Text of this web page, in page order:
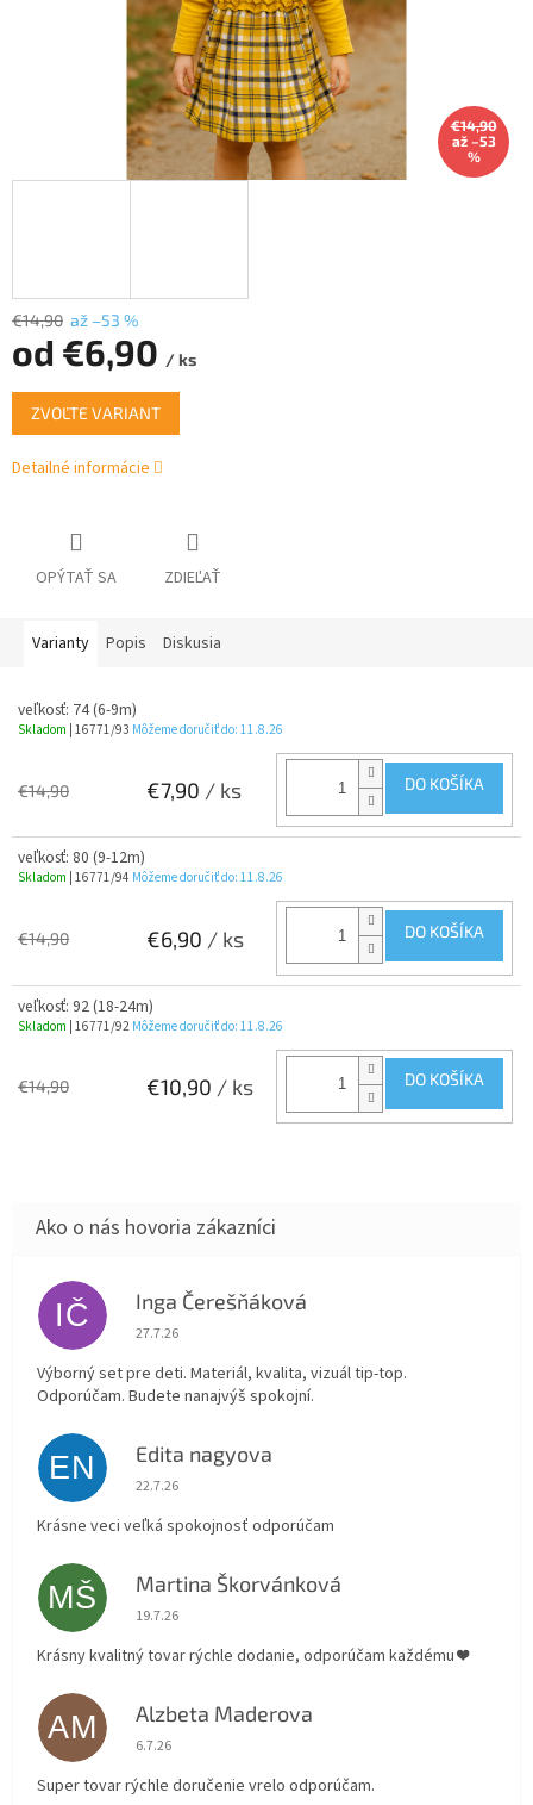
€14,90
až –53
%
€14,90 až –53 %
od €6,90 / ks
Jednotková
cena:
ZVOĽTE VARIANT
Detailné informácie
OPÝTAŤ SA ZDIEĽAŤ
Varianty Popis Diskusia
veľkosť: 74 (6-9m)
Skladom | 16771/93 Môžeme doručiť do: 11.8.26
€14,90 €7,90 / ks DO KOŠÍKA
veľkosť: 80 (9-12m)
Skladom | 16771/94 Môžeme doručiť do: 11.8.26
€14,90 €6,90 / ks DO KOŠÍKA
veľkosť: 92 (18-24m)
Skladom | 16771/92 Môžeme doručiť do: 11.8.26
€14,90 €10,90 / ks DO KOŠÍKA
IČ Inga Čerešňáková
Hodnotenie obchodu je 5 z 5 hviezdičiek.
27.7.26
Výborný set pre deti. Materiál, kvalita, vizuál tip-top.
Odporúčam. Budete nanajvýš spokojní.
EN Edita nagyova
Hodnotenie obchodu je 5 z 5 hviezdičiek.
22.7.26
Krásne veci veľká spokojnosť odporúčam
MŠ Martina Škorvánková
Hodnotenie obchodu je 5 z 5 hviezdičiek.
19.7.26
Krásny kvalitný tovar rýchle dodanie, odporúčam každému ❤️
AM Alzbeta Maderova
Hodnotenie obchodu je 5 z 5 hviezdičiek.
6.7.26
Super tovar rýchle doručenie vrelo odporúčam.